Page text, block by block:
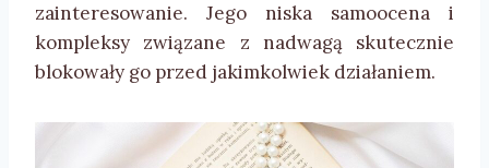
zainteresowanie. Jego niska samoocena i
kompleksy związane z nadwagą skutecznie
blokowały go przed jakimkolwiek działaniem.